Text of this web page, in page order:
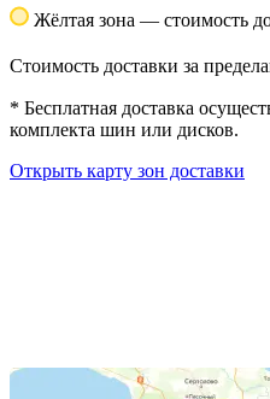
Жёлтая зона — стоимость
Стоимость доставки за
* Бесплатная доставка
комплекта шин или дисков.
Открыть карту зон доставки